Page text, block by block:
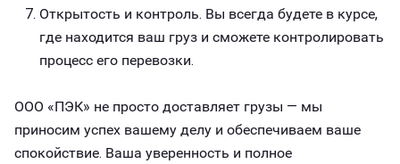
Открытость и контроль. Вы всегда будете в курсе,
где находится ваш груз и сможете контролировать
процесс его перевозки.
ООО «ПЭК» не просто доставляет грузы — мы
приносим успех вашему делу и обеспечиваем ваше
спокойствие. Ваша уверенность и полное